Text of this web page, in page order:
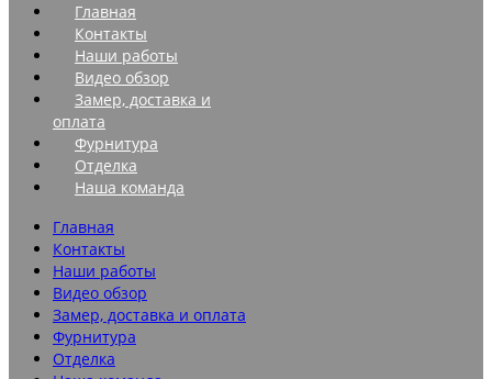
Главная
Контакты
Наши работы
Видео обзор
Замер, доставка и
оплата
Фурнитура
Отделка
Наша команда
Главная
Контакты
Наши работы
Видео обзор
Замер, доставка и оплата
Фурнитура
Отделка